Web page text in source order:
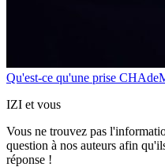
Qu'est-ce qu'une prise
IZI et vous
Vous ne trouvez pas
question à nos auteurs afin
réponse !